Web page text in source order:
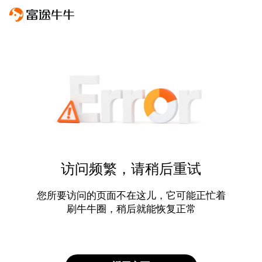
访问频繁，请稍后重试
您所要访问的页面不在这儿，它可能正忙着
刷牛牛圈，稍后就能恢复正常